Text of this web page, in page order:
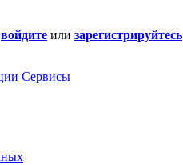
войдите или зарегистрируйтесь
Сервисы